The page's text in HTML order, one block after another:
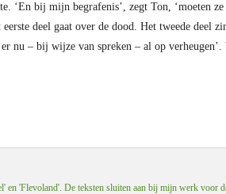
‘En bij mijn begrafenis’, zegt Ton, ‘moeten
deel gaat over de dood. Het tweede deel
nu – bij wijze van spreken – al op
'Flevoland'. De teksten sluiten aan bij mijn werk voor